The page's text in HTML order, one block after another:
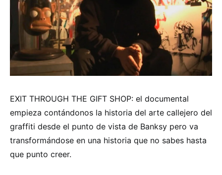
EXIT THROUGH THE GIFT SHOP: el documental
empieza contándonos la historia del arte callejero del
graffiti desde el punto de vista de Banksy pero va
transformándose en una historia que no sabes hasta
que punto creer.